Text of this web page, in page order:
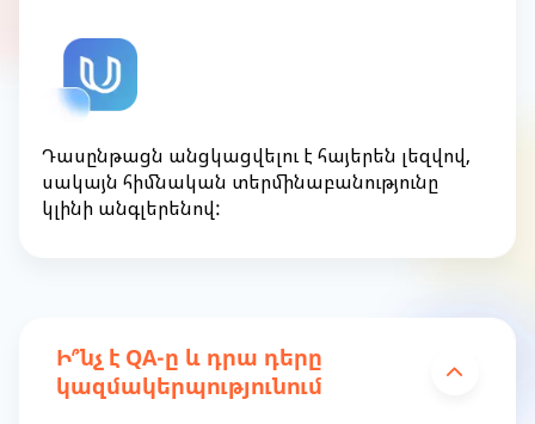
Դասընթացն անցկացվելու է հայերեն լեզվով,
սակայն հիմնական տերմինաբանությունը
կլինի անգլերենով:
Ի՞նչ է QA-ը և դրա դերը
կազմակերպությունում